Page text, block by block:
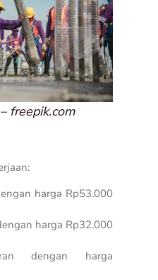
freepik.com
harga Rp53.000
harga Rp32.000
dengan harga